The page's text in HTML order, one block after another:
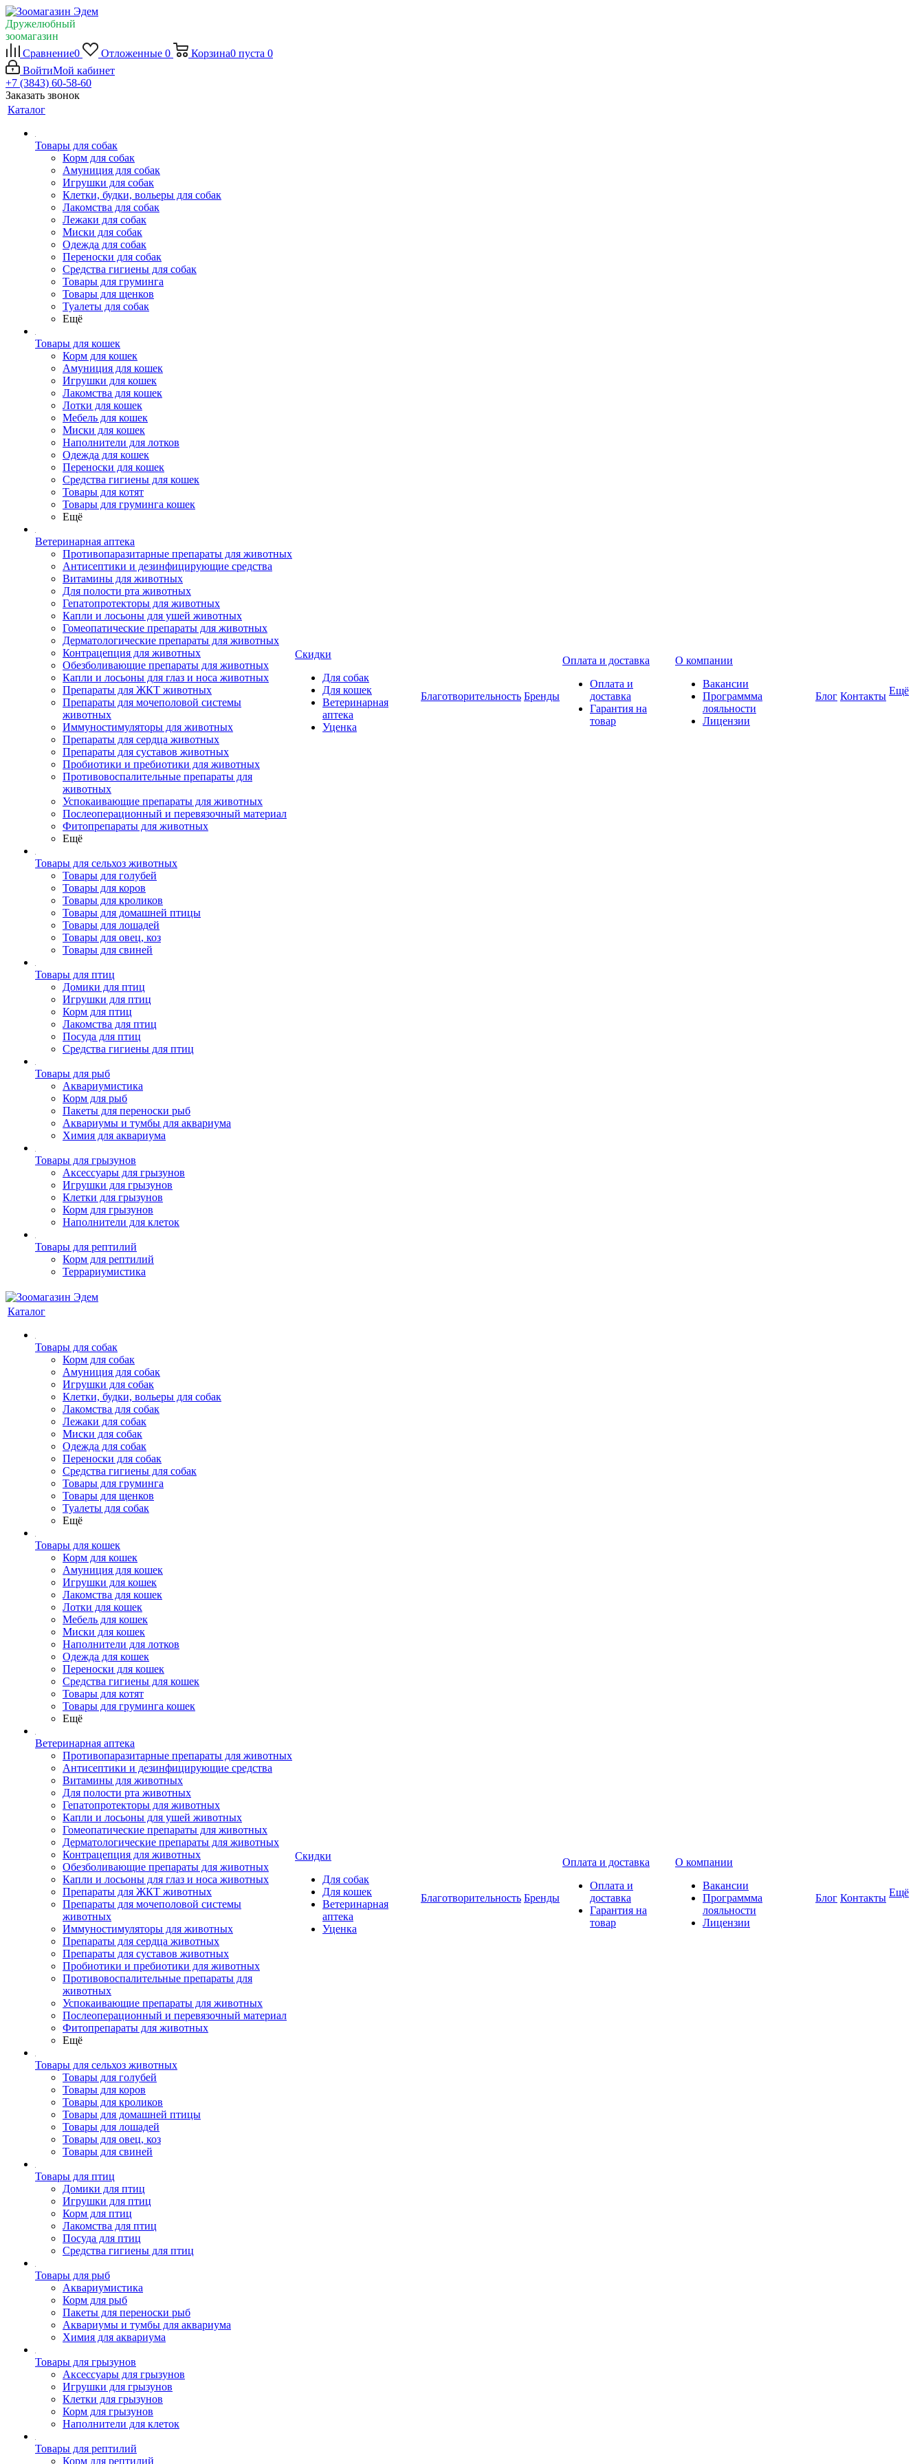
Дружелюбный
зоомагазин
Сравнение0 Отложенные 0 Корзина0 пуста 0
ВойтиМой кабинет
+7 (3843) 60-58-60
Заказать звонок
Каталог
Товары для собак
Корм для собак
Амуниция для собак
Игрушки для собак
Клетки, будки, вольеры для собак
Лакомства для собак
Лежаки для собак
Миски для собак
Одежда для собак
Переноски для собак
Средства гигиены для собак
Товары для груминга
Товары для щенков
Туалеты для собак
Ещё
Товары для кошек
Корм для кошек
Амуниция для кошек
Игрушки для кошек
Лакомства для кошек
Лотки для кошек
Мебель для кошек
Миски для кошек
Наполнители для лотков
Одежда для кошек
Переноски для кошек
Средства гигиены для кошек
Товары для котят
Товары для груминга кошек
Ещё
Ветеринарная аптека
Противопаразитарные препараты для животных
Антисептики и дезинфицирующие средства
Витамины для животных
Для полости рта животных
Гепатопротекторы для животных
Капли и лосьоны для ушей животных
Гомеопатические препараты для животных
Дерматологические препараты для животных
Контрацепция для животных
Обезболивающие препараты для животных
Капли и лосьоны для глаз и носа животных
Препараты для ЖКТ животных
Препараты для мочеполовой системы
животных
Иммуностимуляторы для животных
Препараты для сердца животных
Препараты для суставов животных
Пробиотики и пребиотики для животных
Противовоспалительные препараты для
животных
Успокаивающие препараты для животных
Послеоперационный и перевязочный материал
Фитопрепараты для животных
Ещё
Товары для сельхоз животных
Товары для голубей
Товары для коров
Товары для кроликов
Товары для домашней птицы
Товары для лошадей
Товары для овец, коз
Товары для свиней
Товары для птиц
Домики для птиц
Игрушки для птиц
Корм для птиц
Лакомства для птиц
Посуда для птиц
Средства гигиены для птиц
Товары для рыб
Аквариумистика
Корм для рыб
Пакеты для переноски рыб
Аквариумы и тумбы для аквариума
Химия для аквариума
Товары для грызунов
Аксессуары для грызунов
Игрушки для грызунов
Клетки для грызунов
Корм для грызунов
Наполнители для клеток
Товары для рептилий
Корм для рептилий
Террариумистика
Скидки
Для собак
Для кошек
Ветеринарная
аптека
Уценка
Благотворительность Бренды
Оплата и доставка
Оплата и
доставка
Гарантия на
товар
О компании
Вакансии
Программма
лояльности
Лицензии
Блог Контакты Ещё
Каталог
Товары для собак
Корм для собак
Амуниция для собак
Игрушки для собак
Клетки, будки, вольеры для собак
Лакомства для собак
Лежаки для собак
Миски для собак
Одежда для собак
Переноски для собак
Средства гигиены для собак
Товары для груминга
Товары для щенков
Туалеты для собак
Ещё
Товары для кошек
Корм для кошек
Амуниция для кошек
Игрушки для кошек
Лакомства для кошек
Лотки для кошек
Мебель для кошек
Миски для кошек
Наполнители для лотков
Одежда для кошек
Переноски для кошек
Средства гигиены для кошек
Товары для котят
Товары для груминга кошек
Ещё
Ветеринарная аптека
Противопаразитарные препараты для животных
Антисептики и дезинфицирующие средства
Витамины для животных
Для полости рта животных
Гепатопротекторы для животных
Капли и лосьоны для ушей животных
Гомеопатические препараты для животных
Дерматологические препараты для животных
Контрацепция для животных
Обезболивающие препараты для животных
Капли и лосьоны для глаз и носа животных
Препараты для ЖКТ животных
Препараты для мочеполовой системы
животных
Иммуностимуляторы для животных
Препараты для сердца животных
Препараты для суставов животных
Пробиотики и пребиотики для животных
Противовоспалительные препараты для
животных
Успокаивающие препараты для животных
Послеоперационный и перевязочный материал
Фитопрепараты для животных
Ещё
Товары для сельхоз животных
Товары для голубей
Товары для коров
Товары для кроликов
Товары для домашней птицы
Товары для лошадей
Товары для овец, коз
Товары для свиней
Товары для птиц
Домики для птиц
Игрушки для птиц
Корм для птиц
Лакомства для птиц
Посуда для птиц
Средства гигиены для птиц
Товары для рыб
Аквариумистика
Корм для рыб
Пакеты для переноски рыб
Аквариумы и тумбы для аквариума
Химия для аквариума
Товары для грызунов
Аксессуары для грызунов
Игрушки для грызунов
Клетки для грызунов
Корм для грызунов
Наполнители для клеток
Товары для рептилий
Корм для рептилий
Скидки
Для собак
Для кошек
Ветеринарная
аптека
Уценка
Благотворительность Бренды
Оплата и доставка
Оплата и
доставка
Гарантия на
товар
О компании
Вакансии
Программма
лояльности
Лицензии
Блог Контакты Ещё